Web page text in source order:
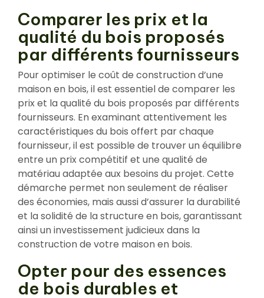
Comparer les prix et la
qualité du bois proposés
par différents fournisseurs
Pour optimiser le coût de construction d’une
maison en bois, il est essentiel de comparer les
prix et la qualité du bois proposés par différents
fournisseurs. En examinant attentivement les
caractéristiques du bois offert par chaque
fournisseur, il est possible de trouver un équilibre
entre un prix compétitif et une qualité de
matériau adaptée aux besoins du projet. Cette
démarche permet non seulement de réaliser
des économies, mais aussi d’assurer la durabilité
et la solidité de la structure en bois, garantissant
ainsi un investissement judicieux dans la
construction de votre maison en bois.
Opter pour des essences
de bois durables et